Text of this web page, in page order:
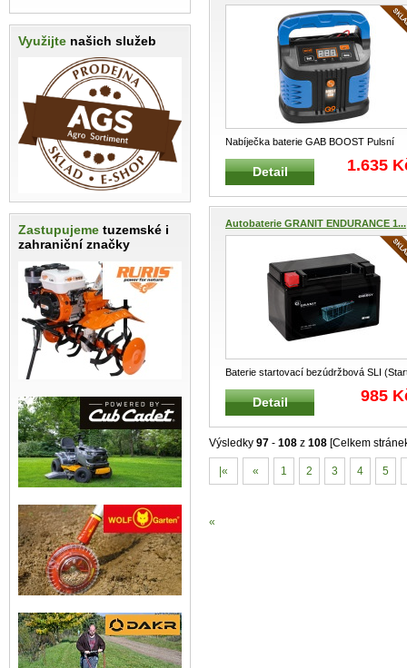
Využijte našich služeb
Zastupujeme tuzemské i
zahraniční značky
Nabíječka baterie GAB BOOST Pulsní
plně automatická invertorová nabíj
Detail 1.635
Autobaterie GRANIT ENDURANCE 1...
Baterie startovací bezúdržbová SLI
Light, Ignition) - Standardní sta
Detail 985
Výsledky 97 - 108 z 108 [Celkem
|« « 1 2 3 4 5
«